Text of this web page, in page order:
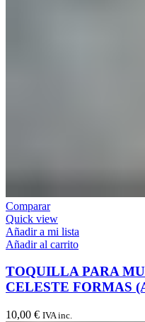
Comparar
Quick view
Añadir a mi lista
Añadir al carrito
TOQUILLA PARA
CELESTE FORMAS
10,00 € IVA inc.